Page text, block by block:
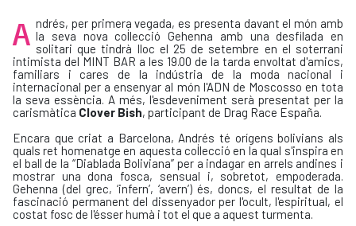
A ndrés, per primera vegada, es presenta davant el món amb
la seva nova col·lecció Gehenna amb una desfilada en
solitari que tindrà lloc el 25 de setembre en el soterrani
intimista del MINT BAR a les 19.00 de la tarda envoltat d'amics,
familiars i cares de la indústria de la moda nacional i
internacional per a ensenyar al món l'ADN de Moscosso en tota
la seva essència. A més, l'esdeveniment serà presentat per la
carismàtica Clover Bish, participant de Drag Race España.
Encara que criat a Barcelona, Andrés té orígens bolivians als
quals ret homenatge en aquesta col·lecció en la qual s'inspira en
el ball de la “Diablada Boliviana” per a indagar en arrels andines i
mostrar una dona fosca, sensual i, sobretot, empoderada.
Gehenna (del grec, ‘infern’, ‘avern’) és, doncs, el resultat de la
fascinació permanent del dissenyador per l'ocult, l'espiritual, el
costat fosc de l'ésser humà i tot el que a aquest turmenta.